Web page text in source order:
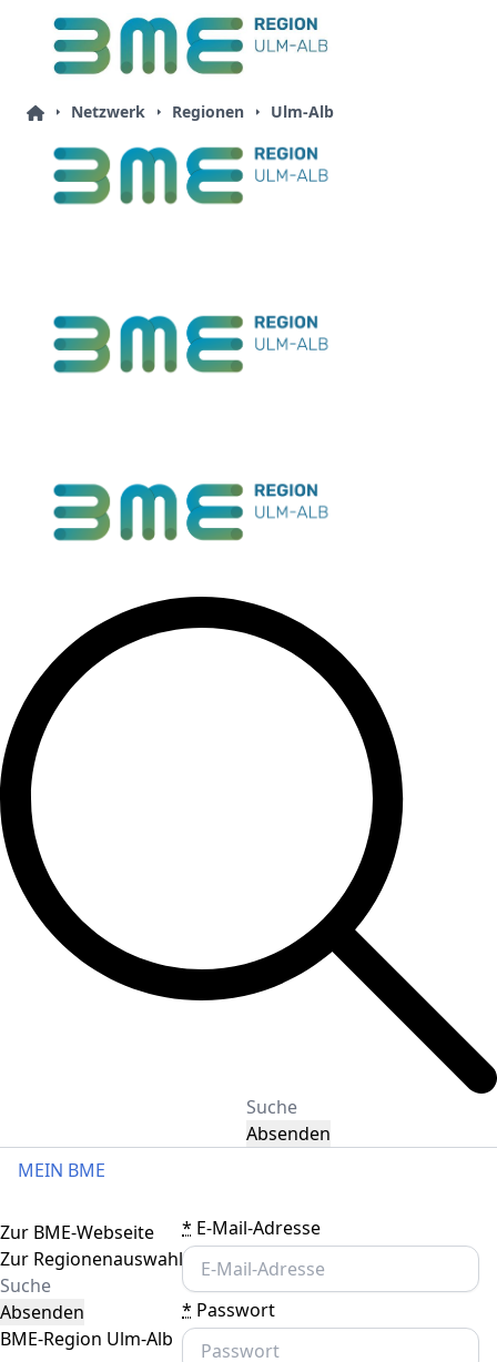
Netzwerk Regionen Ulm-Alb
Absenden
MEIN BME
* E-Mail-Adresse
* Passwort
Toggle navigation
Zur BME-Webseite
Zur Regionenauswahl
Absenden
BME-Region Ulm-Alb